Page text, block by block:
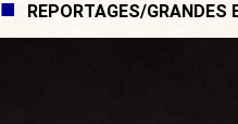
REPORTAGES/GRANDES